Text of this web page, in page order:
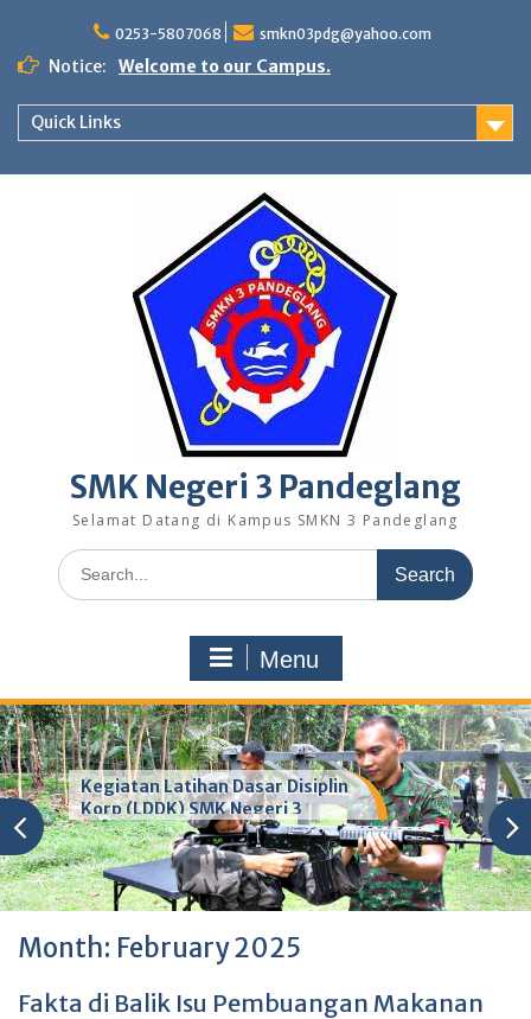
content
0253-5807068 smkn03pdg@yahoo.com
Notice: Welcome to our Campus.
Quick Links
SMK Negeri 3 Pandeglang
Selamat Datang di Kampus SMKN 3 Pandeglang
Search
for:
Menu
Kegiatan Latihan Dasar Disiplin
Korp (LDDK) SMK Negeri 3
Pandeglang
Month: February 2025
Fakta di Balik Isu Pembuangan Makanan